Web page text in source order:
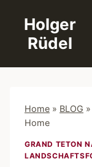
springen
Holger
Rüdel
Home » BLOG »
Home
GRAND TETON